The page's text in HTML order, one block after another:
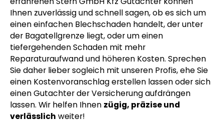
Ihnen zuverlässig und schnell sagen, ob es sich um
einen einfachen Blechschaden handelt, der unter
der Bagatellgrenze liegt, oder um einen
tiefergehenden Schaden mit mehr
Reparaturaufwand und höheren Kosten. Sprechen
Sie daher lieber sogleich mit unseren Profis, ehe Sie
einen Kostenvoranschlag erstellen lassen oder sich
einen Gutachter der Versicherung aufdrängen
lassen. Wir helfen Ihnen zügig, präzise und
verlässlich weiter!